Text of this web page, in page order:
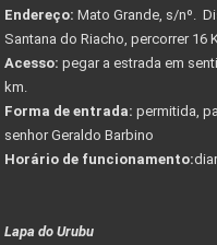
Endereço: Mato Grande, s/nº.
Santana do Riacho, percorrer 16
Acesso: pegar a estrada em
km.
Forma de entrada: permitida,
senhor Geraldo Barbino
Horário de funcionamento:
Lapa do Urubu